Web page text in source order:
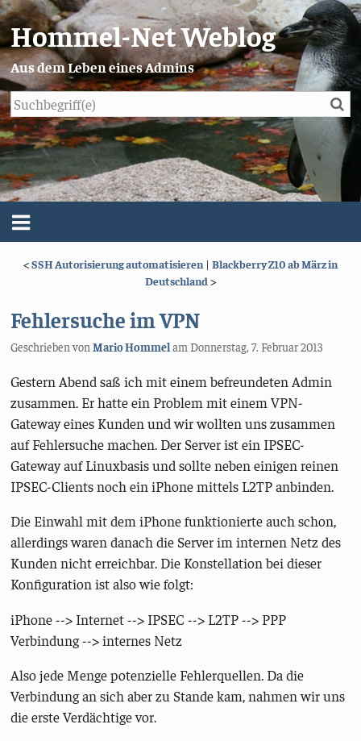
Hommel-Net Weblog
Aus dem Leben eines Admins
Menü
<SSH Autorisierung automatisieren | Blackberry Z10 ab März in
Deutschland >
Fehlersuche im VPN
Geschrieben vonMario HommelamDonnerstag, 7. Februar 2013
Gestern Abend saß ich mit einem befreundeten Admin
zusammen. Er hatte ein Problem mit einem VPN-
Gateway eines Kunden und wir wollten uns zusammen
auf Fehlersuche machen. Der Server ist ein IPSEC-
Gateway auf Linuxbasis und sollte neben einigen reinen
IPSEC-Clients noch ein iPhone mittels L2TP anbinden.
Die Einwahl mit dem iPhone funktionierte auch schon,
allerdings waren danach die Server im internen Netz des
Kunden nicht erreichbar. Die Konstellation bei dieser
Konfiguration ist also wie folgt:
iPhone --> Internet --> IPSEC --> L2TP --> PPP
Verbindung --> internes Netz
Also jede Menge potenzielle Fehlerquellen. Da die
Verbindung an sich aber zu Stande kam, nahmen wir uns
die erste Verdächtige vor.